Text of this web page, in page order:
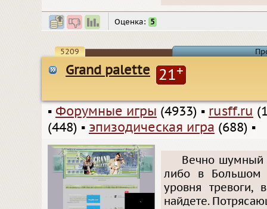
Оценка: 5
5209
Grand palette 21+
▪ Форумные игры (4933) ▪ rusff.ru
(448) ▪ эпизодическая игра (688) ▪
Вечно шумный
либо в Большом
уровня тревоги,
найдете.